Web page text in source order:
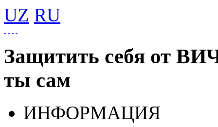
UZ RU
Защитить себя от
ты сам
ИНФОРМАЦИЯ